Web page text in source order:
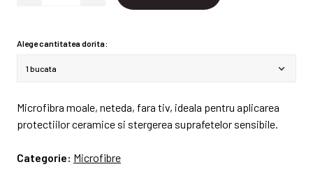
Alege cantitatea dorita:
Microfibra moale, neteda, fara tiv, ideala pentru aplicarea
protectiilor ceramice si stergerea suprafetelor sensibile.
Categorie: Microfibre